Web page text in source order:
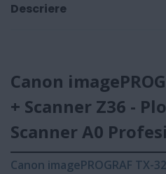
Descriere
Canon
+ Scanner Z36 -
Scanner A0
Canon imagePROGRAF TX-